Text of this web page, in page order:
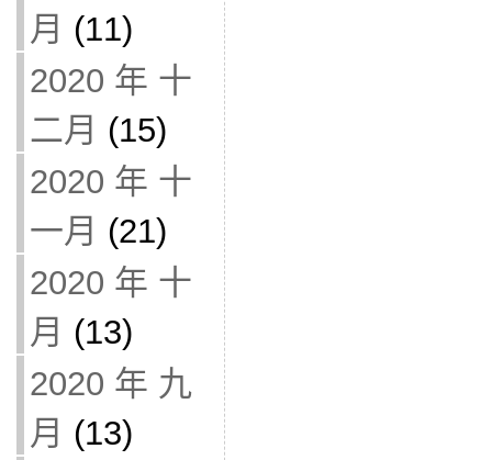
月 (11)
2020 年 十
二月 (15)
2020 年 十
一月 (21)
2020 年 十
月 (13)
2020 年 九
月 (13)